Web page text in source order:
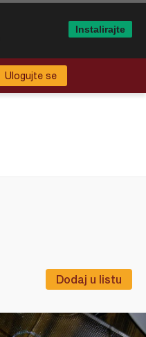
Ulogujte se
Dodaj u listu
Instalirajte